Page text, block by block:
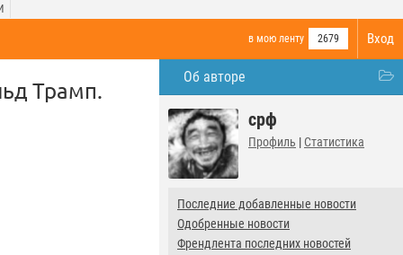
Вход
в мою ленту 2679
Об авторе
срф
Профиль | Статистика
Последние добавленные новости
Одобренные новости
Френдлента последних новостей
Трамп.